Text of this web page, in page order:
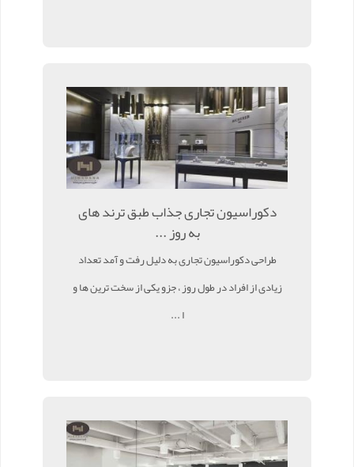
دکوراسیون تجاری جذاب طبق ترند های
به روز ...
طراحی دکوراسیون تجاری به دلیل رفت و آمد تعداد
زیادی از افراد در طول روز ، جزو یکی از سخت ترین ها و
ا ...